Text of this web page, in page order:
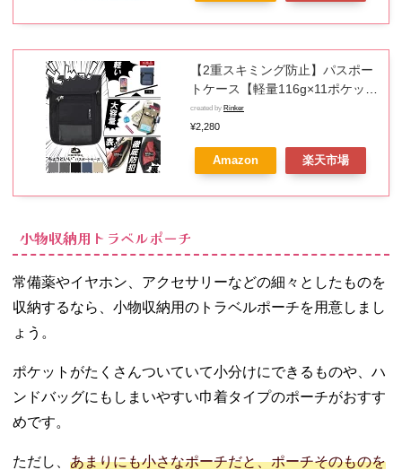
ル
【2重スキミング防止】パスポー
トケース【軽量116g×11ポケッ
ト】(移動はこれ1つ ！を追及) 送
料無料 セキュリティポーチ パス
ポートカバー 小銭入れ 肩掛け 腰
下げ 2way 多機能大容量 チケッ
created by Rinker
¥2,280
Amazon 楽天市場
小物収納用トラベルポーチ
常備薬やイヤホン、アクセサリーなどの細々としたものを
収納するなら、小物収納用のトラベルポーチを用意しまし
ょう。
ポケットがたくさんついていて小分けにできるものや、ハ
ンドバッグにもしまいやすい巾着タイプのポーチがおすす
めです。
ただし、 あまりにも小さなポーチだと、ポーチそのものを